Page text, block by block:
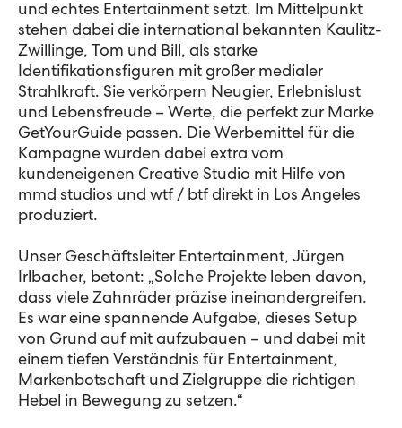
und echtes Entertainment setzt. Im Mittelpunkt
stehen dabei die international bekannten Kaulitz-
Zwillinge, Tom und Bill, als starke
Identifikationsfiguren mit großer medialer
Strahlkraft. Sie verkörpern Neugier, Erlebnislust
und Lebensfreude – Werte, die perfekt zur Marke
GetYourGuide passen. Die Werbemittel für die
Kampagne wurden dabei extra vom
kundeneigenen Creative Studio mit Hilfe von
mmd studios und wtf / btf direkt in Los Angeles
produziert.
Unser Geschäftsleiter Entertainment, Jürgen
Irlbacher, betont: „Solche Projekte leben davon,
dass viele Zahnräder präzise ineinandergreifen.
Es war eine spannende Aufgabe, dieses Setup
von Grund auf mit aufzubauen – und dabei mit
einem tiefen Verständnis für Entertainment,
Markenbotschaft und Zielgruppe die richtigen
Hebel in Bewegung zu setzen.“